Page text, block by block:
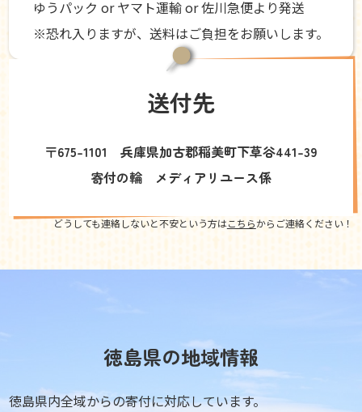
ゆうパック or ヤマト運輸 or 佐川急便より発送
※恐れ入りますが、送料はご負担をお願いします。
送付先
〒675-1101 兵庫県加古郡稲美町下草谷441-39
寄付の輪 メディアリユース係
どうしても連絡しないと不安という方はこちらからご連絡ください！
徳島県の地域情報
徳島県内全域からの寄付に対応しています。